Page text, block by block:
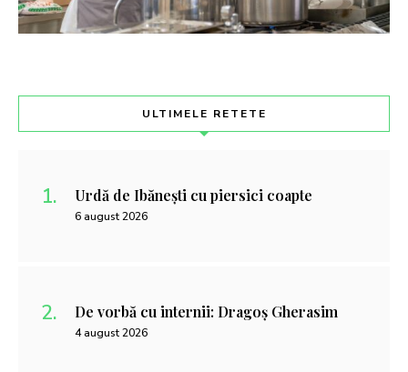
ULTIMELE RETETE
Urdă de Ibănești cu piersici coapte
6 august 2026
De vorbă cu internii: Dragoș Gherasim
4 august 2026